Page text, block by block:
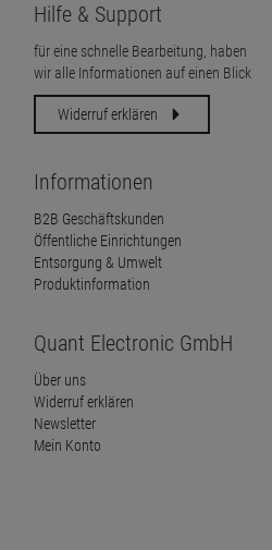
Hilfe & Support
für eine schnelle Bearbeitung, haben
wir alle Informationen auf einen Blick
Widerruf erklären
Informationen
B2B Geschäftskunden
Öffentliche Einrichtungen
Entsorgung & Umwelt
Produktinformation
Quant Electronic GmbH
Über uns
Widerruf erklären
Newsletter
Mein Konto